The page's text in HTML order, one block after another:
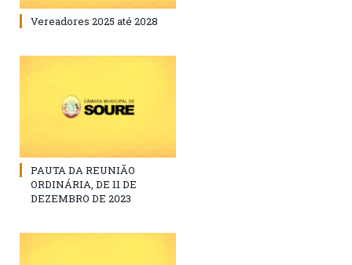
Vereadores 2025 até 2028
PAUTA DA REUNIÃO
ORDINÁRIA, DE 11 DE
DEZEMBRO DE 2023